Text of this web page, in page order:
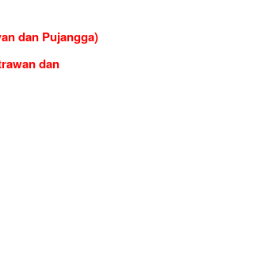
dan Pujangga)
dan